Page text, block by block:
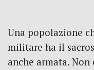
Una popolazione
militare ha il
anche armata.